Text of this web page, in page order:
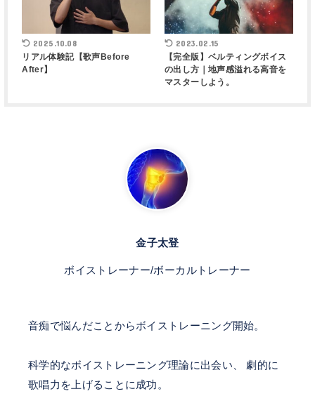
2025.10.08
リアル体験記【歌声Before
After】
2023.02.15
【完全版】ベルティングボイス
の出し方｜地声感溢れる高音を
マスターしよう。
金子太登
ボイストレーナー/ボーカルトレーナー
音痴で悩んだことからボイストレーニング開始。
科学的なボイストレーニング理論に出会い、 劇的に
歌唱力を上げることに成功。